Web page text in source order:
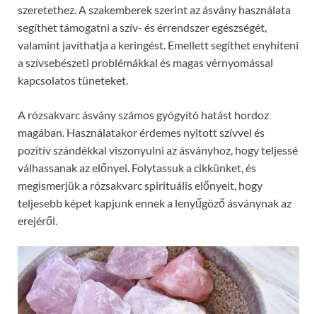
szeretethez. A szakemberek szerint az ásvány használata
segíthet támogatni a szív- és érrendszer egészségét,
valamint javíthatja a keringést. Emellett segíthet enyhíteni
a szívsebészeti problémákkal és magas vérnyomással
kapcsolatos tüneteket.
A rózsakvarc ásvány számos gyógyító hatást hordoz
magában. Használatakor érdemes nyitott szívvel és
pozitív szándékkal viszonyulni az ásványhoz, hogy teljessé
válhassanak az előnyei. Folytassuk a cikkünket, és
megismerjük a rózsakvarc spirituális előnyeit, hogy
teljesebb képet kapjunk ennek a lenyűgöző ásványnak az
erejéről.